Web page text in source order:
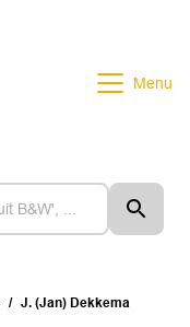
Menu
J. (Jan) Dekkema